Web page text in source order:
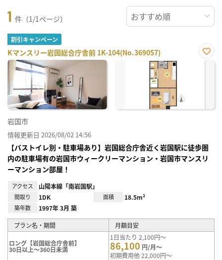
1 件（1/1ページ）
割引キャンペーン
Kマンスリー岩国総合庁舎前 1K-104(No.369057)
お気
岩国市
情報更新日 2026/08/02 14:56
【バストイレ別・駐車場あり】岩国総合庁舎近く岩国駅に徒歩圏
内の駐車場有の岩国市ウィークリーマンション・岩国市マンスリ
ーマンション部屋！
アクセス 山陽本線「南岩国駅」
間取り 1DK 面積 18.5m²
築年数 1997年 3月 築
プラン名・期間 月額目安
ロング【岩国総合庁舎前】
30日以上～360日未満
1日当たり 2,100円～
86,100 円/月～
初期費用他 22,000円～